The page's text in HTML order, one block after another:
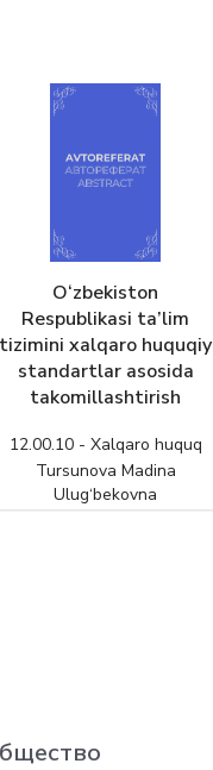
O‘zbekiston
Respublikasi ta’lim
tizimini xalqaro huquqiy
standartlar asosida
takomillashtirish
12.00.10 - Xalqaro huquq
Tursunova Madina
Ulug‘bekovna